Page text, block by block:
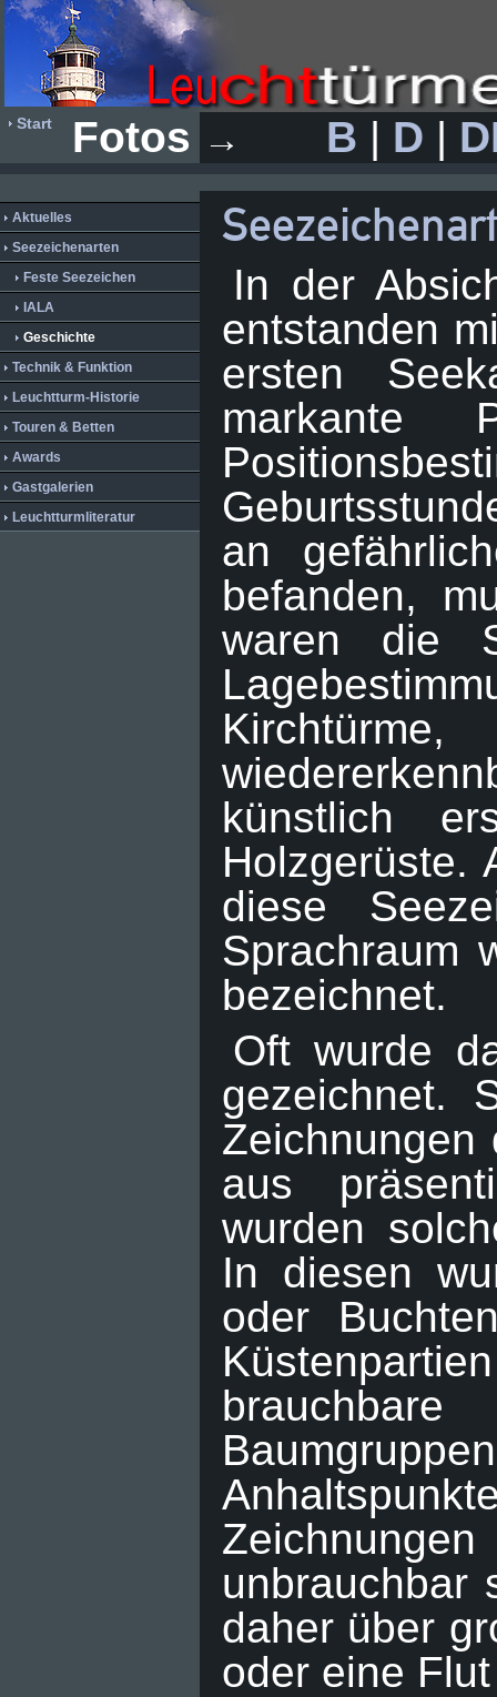
Start Fotos → B | D |
Aktuelles
Seezeichenarten
Feste Seezeichen
IALA
Geschichte
Technik & Funktion
Leuchtturm-Historie
Touren & Betten
Awards
Gastgalerien
Leuchtturmliteratur
In der
entstanden
ersten
an
befanden,
waren die
künstlich
Holzgerüste.
diese
Sprachraum
bezeichnet.
Oft wurde
gezeichnet.
aus
wurden
In diesen
oder
brauchbare
unbrauchbar
daher über
oder eine